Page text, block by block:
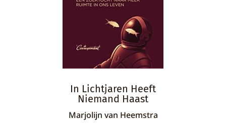
In Lichtjaren Heeft
Niemand Haast
Marjolijn van Heemstra